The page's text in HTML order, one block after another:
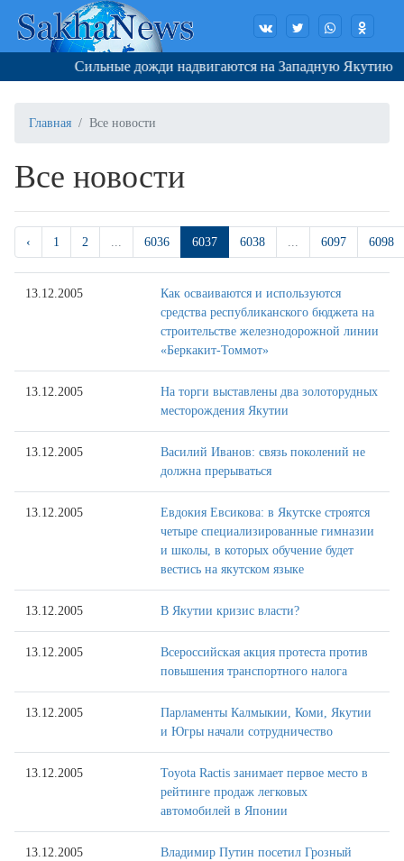
Сильные дожди надвигаются на Западную Якутию
Главная Все новости
Все новости
‹ 1 2 ... 6036 6037 6038 ... 6097 6098
13.12.2005
Как осваиваются и используются
средства республиканского бюджета на
строительстве железнодорожной линии
«Беркакит-Томмот»
13.12.2005
На торги выставлены два золоторудных
месторождения Якутии
13.12.2005
Василий Иванов: связь поколений не
должна прерываться
13.12.2005
Евдокия Евсикова: в Якутске строятся
четыре специализированные гимназии
и школы, в которых обучение будет
вестись на якутском языке
13.12.2005 В Якутии кризис власти?
13.12.2005
Всероссийская акция протеста против
повышения транспортного налога
13.12.2005
Парламенты Калмыкии, Коми, Якутии
и Югры начали сотрудничество
13.12.2005
Toyota Ractis занимает первое место в
рейтинге продаж легковых
автомобилей в Японии
13.12.2005 Владимир Путин посетил Грозный